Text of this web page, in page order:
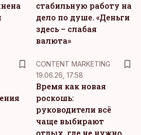
стабильную работу на
дело по душе. «Деньги
здесь – слабая
валюта»
CONTENT MARKETING
19.06.26, 17:58
Время как новая
роскошь:
руководители всё
чаще выбирают
отдых, где не нужно